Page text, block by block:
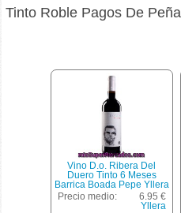
Tinto Roble Pagos De
Vino D.o. Ribera Del
Duero Tinto 6 Meses
Barrica Boada Pepe Yllera
75 Cl.
Precio medio:
6.95 €
Yllera